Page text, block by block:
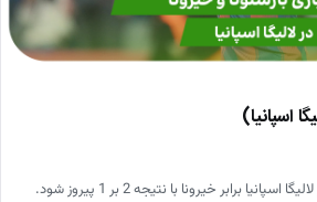
برابر خیرونا با نتیجه 2 بر 1 پیروز شود.